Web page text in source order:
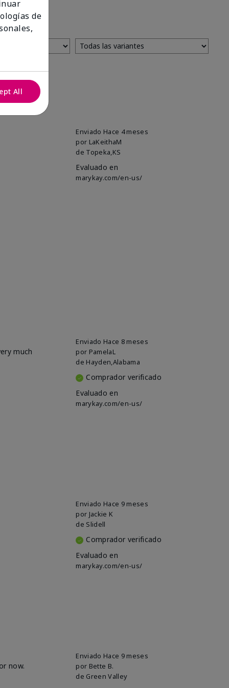
Enviado Hace 4 meses
por LaKeithaM
de Topeka,KS
Evaluado en
marykay.com/en-us/
Enviado Hace 8 meses
por PamelaL
de Hayden,Alabama
Comprador verificado
Evaluado en
marykay.com/en-us/
much
Enviado Hace 9 meses
por Jackie K
de Slidell
Comprador verificado
Evaluado en
marykay.com/en-us/
Enviado Hace 9 meses
por Bette B.
de Green Valley
now.
de
All